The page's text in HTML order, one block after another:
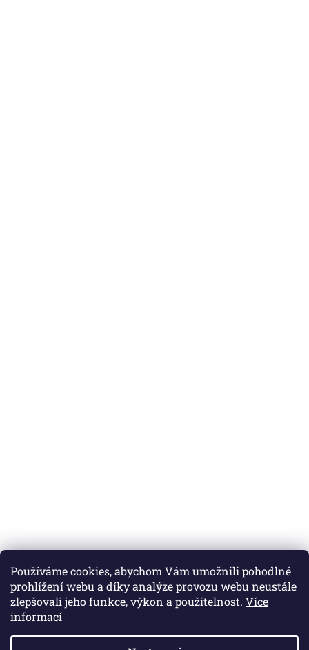
Používáme cookies, abychom Vám umožnili pohodlné
prohlížení webu a díky analýze provozu webu neustále
zlepšovali jeho funkce, výkon a použitelnost. Více
informací